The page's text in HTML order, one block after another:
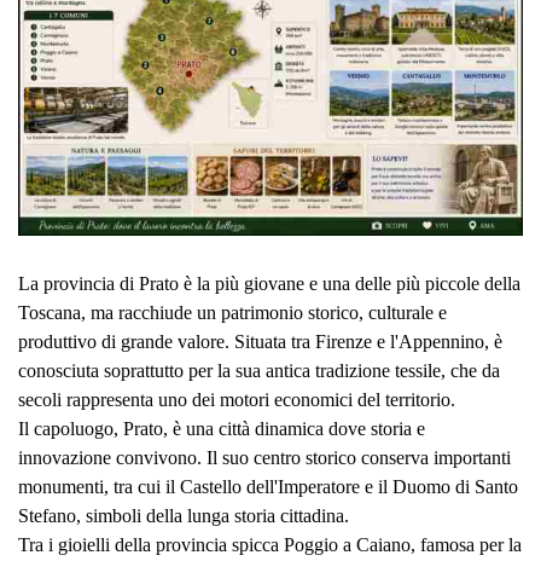
La provincia di Prato è la più giovane e una delle più piccole della
Toscana, ma racchiude un patrimonio storico, culturale e
produttivo di grande valore. Situata tra Firenze e l'Appennino, è
conosciuta soprattutto per la sua antica tradizione tessile, che da
secoli rappresenta uno dei motori economici del territorio.
Il capoluogo, Prato, è una città dinamica dove storia e
innovazione convivono. Il suo centro storico conserva importanti
monumenti, tra cui il Castello dell'Imperatore e il Duomo di Santo
Stefano, simboli della lunga storia cittadina.
Tra i gioielli della provincia spicca Poggio a Caiano, famosa per la